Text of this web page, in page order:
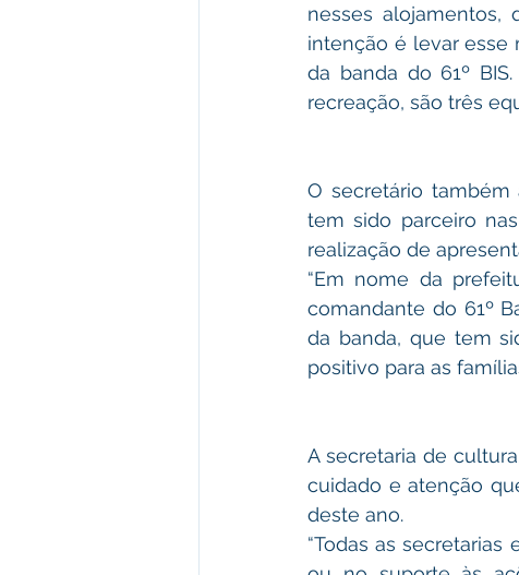
nesses alojamentos,
intenção é levar esse
da banda do 61º
recreação, são três
O secretário também
tem sido parceiro
realização de
“Em nome da
comandante do 61º
da banda, que tem
positivo para as
A secretaria de
cuidado e atenção
deste ano.
“Todas as